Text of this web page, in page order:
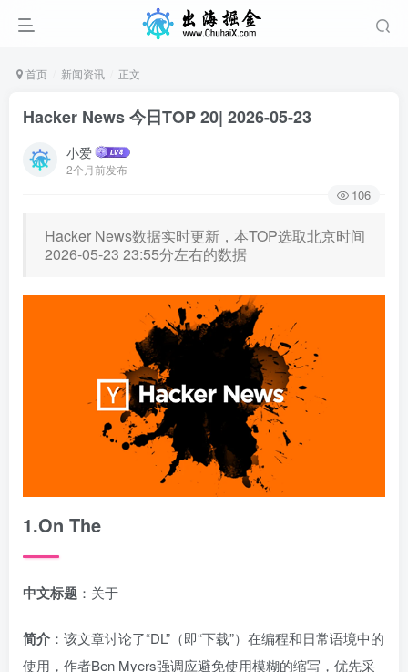
首页 新闻资讯 正文
Hacker News 今日TOP 20| 2026-05-23
小爱
2个月前发布
106
Hacker News数据实时更新，本TOP选取北京时间
2026-05-23 23:55分左右的数据
1.On The
中文标题 ：关于
简介 ：该文章讨论了“DL”（即“下载”）在编程和日常语境中的
使用，作者Ben Myers强调应避免使用模糊的缩写，优先采